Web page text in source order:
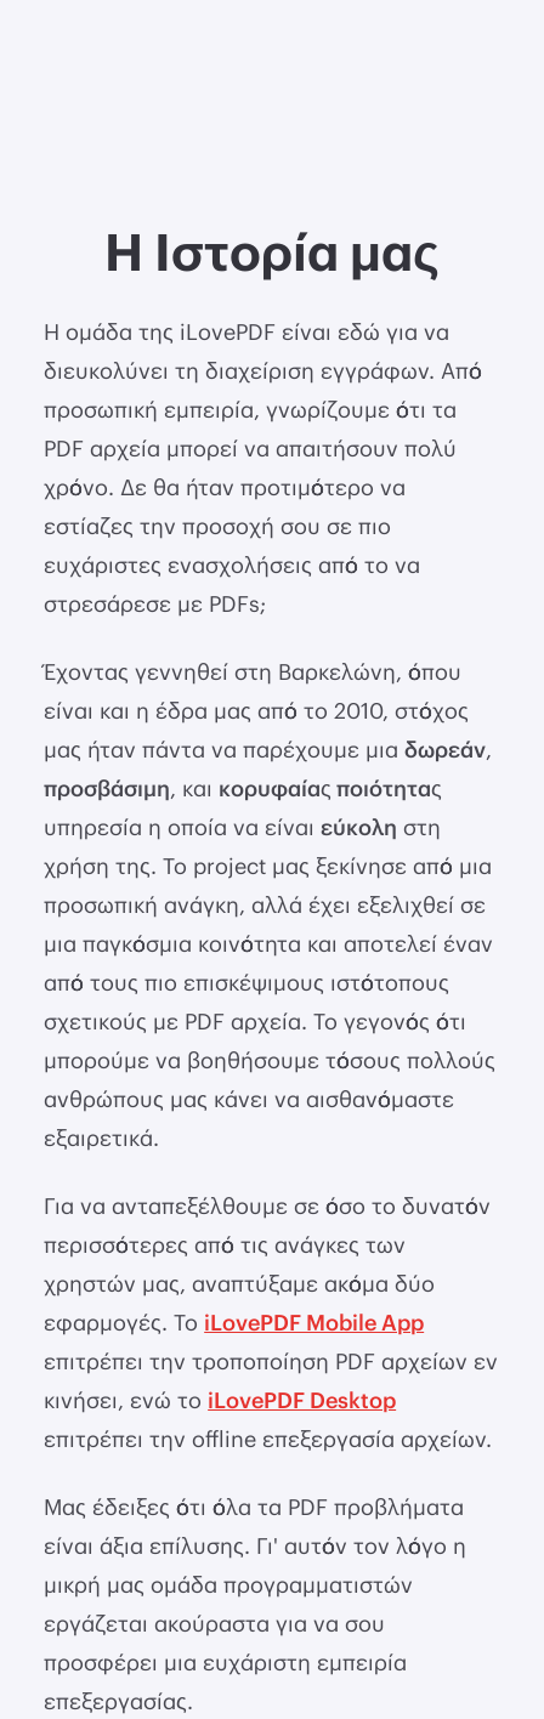
Η Ιστορία μας
Η ομάδα της iLovePDF είναι εδώ για να
διευκολύνει τη διαχείριση εγγράφων. Από
προσωπική εμπειρία, γνωρίζουμε ότι τα
PDF αρχεία μπορεί να απαιτήσουν πολύ
χρόνο. Δε θα ήταν προτιμότερο να
εστίαζες την προσοχή σου σε πιο
ευχάριστες ενασχολήσεις από το να
στρεσάρεσε με PDFs;
Έχοντας γεννηθεί στη Βαρκελώνη, όπου
είναι και η έδρα μας από το 2010, στόχος
μας ήταν πάντα να παρέχουμε μιαδωρεάν,
προσβάσιμη, και κορυφαίας ποιότητας
υπηρεσία η οποία να είναιεύκολη στη
χρήση της. Το project μας ξεκίνησε από μια
προσωπική ανάγκη, αλλά έχει εξελιχθεί σε
μια παγκόσμια κοινότητα και αποτελεί έναν
από τους πιο επισκέψιμους ιστότοπους
σχετικούς με PDF αρχεία. Το γεγονός ότι
μπορούμε να βοηθήσουμε τόσους πολλούς
ανθρώπους μας κάνει να αισθανόμαστε
εξαιρετικά.
Για να ανταπεξέλθουμε σε όσο το δυνατόν
περισσότερες από τις ανάγκες των
χρηστών μας, αναπτύξαμε ακόμα δύο
εφαρμογές. Το iLovePDF Mobile App
επιτρέπει την τροποποίηση PDF αρχείων εν
κινήσει, ενώ το iLovePDF Desktop
επιτρέπει την offline επεξεργασία αρχείων.
Μας έδειξες ότι όλα τα PDF προβλήματα
είναι άξια επίλυσης. Γι' αυτόν τον λόγο η
μικρή μας ομάδα προγραμματιστών
εργάζεται ακούραστα για να σου
προσφέρει μια ευχάριστη εμπειρία
επεξεργασίας.